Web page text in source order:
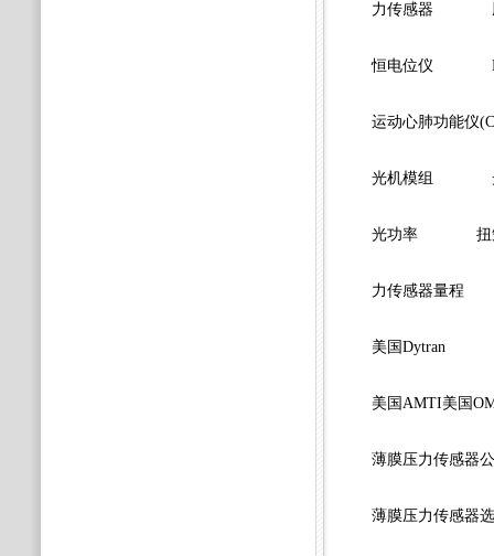
力传感器
恒电位仪
运动心肺功能仪
光机模组
光功率
力传感器量程
美国Dytran
美国AMTI美国
薄膜压力传感器
薄膜压力传感器